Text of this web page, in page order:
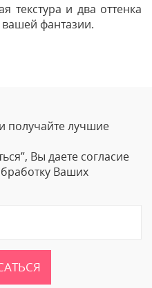
текстура и два оттенка
фантазии.
получайте лучшие
Вы даете согласие
Ваших